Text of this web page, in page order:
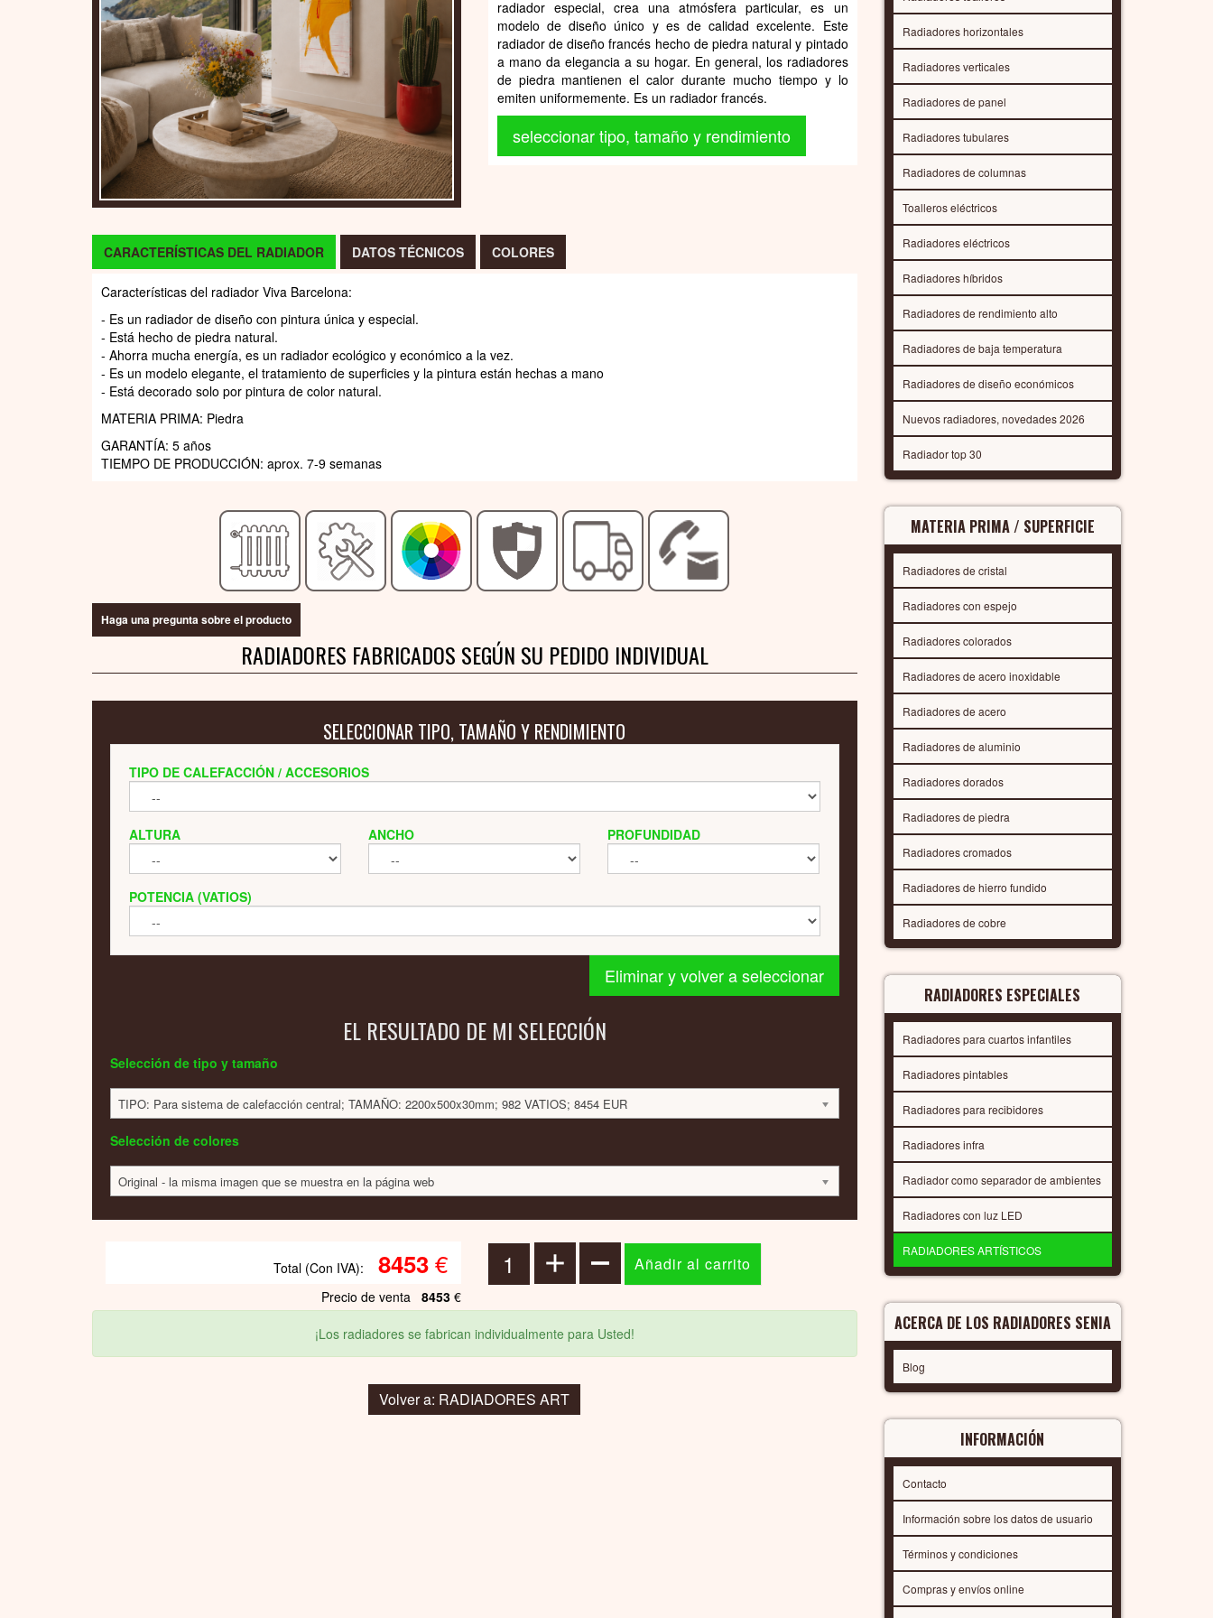
radiador especial, crea una atmósfera particular, es un
modelo de diseño único y es de calidad excelente. Este
radiador de diseño francés hecho de piedra natural y pintado
a mano da elegancia a su hogar. En general, los radiadores
de piedra mantienen el calor durante mucho tiempo y lo
emiten uniformemente. Es un radiador francés.
seleccionar tipo, tamaño y rendimiento
CARACTERÍSTICAS DEL RADIADOR DATOS TÉCNICOS COLORES
Características del radiador Viva Barcelona:
- Es un radiador de diseño con pintura única y especial.
- Está hecho de piedra natural.
- Ahorra mucha energía, es un radiador ecológico y económico a la vez.
- Es un modelo elegante, el tratamiento de superficies y la pintura están hechas a mano
- Está decorado solo por pintura de color natural.
MATERIA PRIMA: Piedra
GARANTÍA: 5 años
TIEMPO DE PRODUCCIÓN: aprox. 7-9 semanas
Haga una pregunta sobre el producto
RADIADORES FABRICADOS SEGÚN SU PEDIDO INDIVIDUAL
SELECCIONAR TIPO, TAMAÑO Y RENDIMIENTO
TIPO DE CALEFACCIÓN / ACCESORIOS
ALTURA ANCHO PROFUNDIDAD
POTENCIA (VATIOS)
Eliminar y volver a seleccionar
EL RESULTADO DE MI SELECCIÓN
Selección de tipo y tamaño
TIPO: Para sistema de calefacción central; TAMAÑO: 2200x500x30mm; 982 VATIOS; 8454 EUR
Selección de colores
Original - la misma imagen que se muestra en la página web
Total (Con IVA): 8453€
Precio de venta 8453€
¡Los radiadores se fabrican individualmente para Usted!
Volver a: RADIADORES ART
Radiadores horizontales
Radiadores verticales
Radiadores de panel
Radiadores tubulares
Radiadores de columnas
Toalleros eléctricos
Radiadores eléctricos
Radiadores híbridos
Radiadores de rendimiento alto
Radiadores de baja temperatura
Radiadores de diseño económicos
Nuevos radiadores, novedades 2026
Radiador top 30
MATERIA PRIMA / SUPERFICIE
Radiadores de cristal
Radiadores con espejo
Radiadores colorados
Radiadores de acero inoxidable
Radiadores de acero
Radiadores de aluminio
Radiadores dorados
Radiadores de piedra
Radiadores cromados
Radiadores de hierro fundido
Radiadores de cobre
RADIADORES ESPECIALES
Radiadores para cuartos infantiles
Radiadores pintables
Radiadores para recibidores
Radiadores infra
Radiador como separador de ambientes
Radiadores con luz LED
RADIADORES ARTÍSTICOS
ACERCA DE LOS RADIADORES SENIA
Blog
INFORMACIÓN
Contacto
Información sobre los datos de usuario
Términos y condiciones
Compras y envíos online